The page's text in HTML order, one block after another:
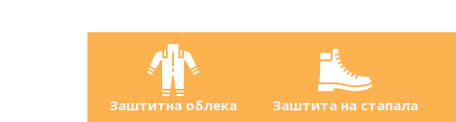
Заштитна облека Заштита на стапала